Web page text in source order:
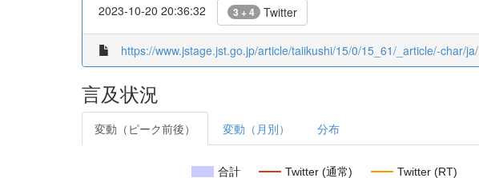
2023-10-20 20:36:32 3 + 4 Twitter
https://www.jstage.jst.go.jp/article/taiikushi/15/0/15_61/_article/-char/ja/
言及状況
変動（ピーク前後） 変動（月別） 分布
合計 Twitter (通常) Twitter (RT)